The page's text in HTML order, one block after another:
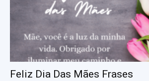
Feliz Dia Das Mães Frases